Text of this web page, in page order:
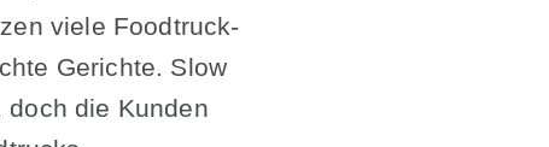
viele Foodtruck-
Gerichte. Slow
doch die Kunden